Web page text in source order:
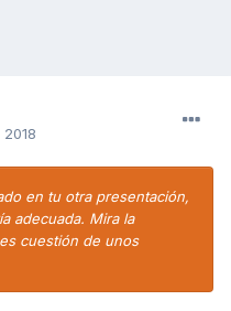
en tu otra presentación,
adecuada. Mira la
cuestión de unos